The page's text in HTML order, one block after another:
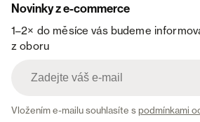
Novinky z e-commerce
1–2× do měsíce vás budeme
z oboru
Vložením e-mailu souhlasíte spodmínkami